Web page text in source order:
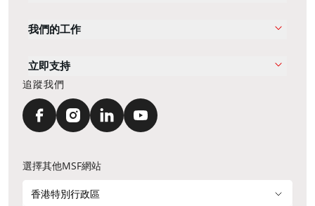
我們的工作
立即支持
追蹤我們
選擇其他MSF網站
香港特別行政區